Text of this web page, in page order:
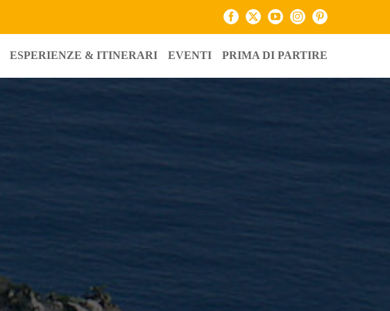
Facebook
X YouTubeInstagramPinterest
ESPERIENZE & ITINERARI EVENTI PRIMA DI PARTIRE